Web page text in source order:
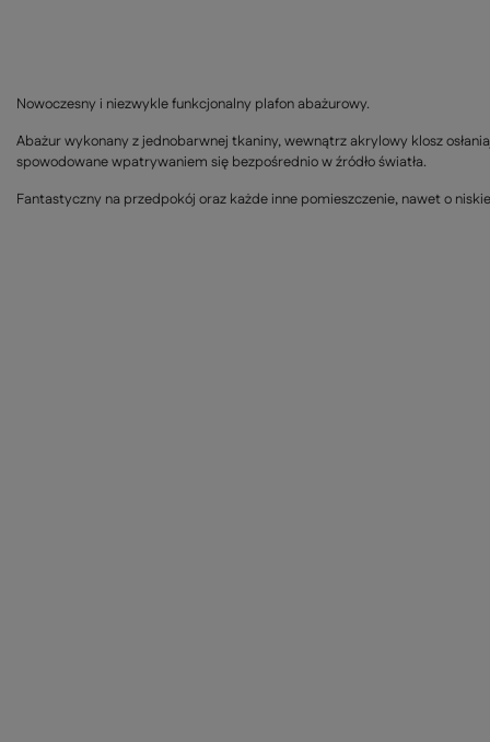
Nowoczesny i niezwykle funkcjonalny plafon abażurowy.
Abażur wykonany z jednobarwnej tkaniny, wewnątrz akrylowy klosz
spowodowane wpatrywaniem się bezpośrednio w źródło światła.
Fantastyczny na przedpokój oraz każde inne pomieszczenie, nawet o